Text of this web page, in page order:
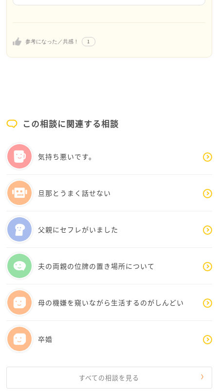
せっかくゆばさんは、義理のご両親と良い関係を築か
多々あるかと思います
年に一回ならどうにか我慢できそうなのであれば、ご
主人にその事をお伝えしてみてはどうでしょうか？
「義理のご両親の事は、可愛がってくれてることはあ
りがたいけれど、嫁という立場でどうしても正直気疲
れしてしまう。だから年に一回で一泊二日にしてほし
い」などと言ってみるのはどうでしょうか？
年に1回の修行と割り切って、義理のご両親孝行ができ
れば良いのですが…
あまりお役に立たないコメントになってしまったかも
しれません
少しでもゆばさんの気持ちが軽くなれば幸いです^ - ^
参考になった／共感！ 1
ありがとうございました。
なかなか抜け出せなくなりますよね
この相談に関連する相談
気持ち悪いです。
旦那とうまく話せない
父親にセフレがいました
夫の両親の位牌の置き場所について
母の機嫌を窺いながら生活するのがしんどい
卒婚
すべての相談を見る